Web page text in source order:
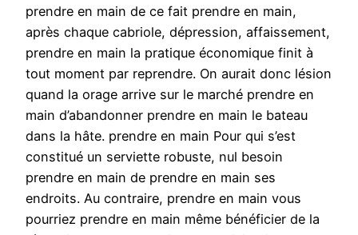
prendre en main de ce fait prendre en main,
après chaque cabriole, dépression, affaissement,
prendre en main la pratique économique finit à
tout moment par reprendre. On aurait donc lésion
quand la orage arrive sur le marché prendre en
main d’abandonner prendre en main le bateau
dans la hâte. prendre en main Pour qui s’est
constitué un serviette robuste, nul besoin
prendre en main de prendre en main ses
endroits. Au contraire, prendre en main vous
pourriez prendre en main même bénéficier de la